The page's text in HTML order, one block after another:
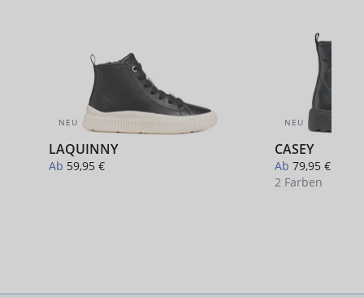
NEU
LAQUINNY
Ab 59,95 €
NEU
CASEY
Ab 79,95 €
2 Farben